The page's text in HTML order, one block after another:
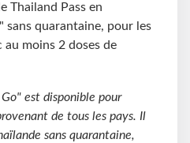
Thailand Pass en
sans quarantaine, pour les
moins 2 doses de
est disponible pour
de tous les pays. Il
sans quarantaine,